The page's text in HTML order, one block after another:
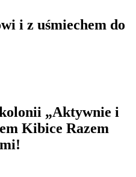
i z uśmiechem do
„Aktywnie i
Kibice Razem